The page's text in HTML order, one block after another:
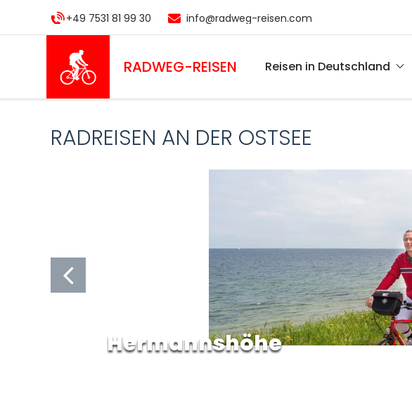
Inhalt
+49 7531 81 99 30 info@radweg-reisen.com
RADWEG-REISEN Reisen in Deutschland
RADREISEN AN DER OSTSEE